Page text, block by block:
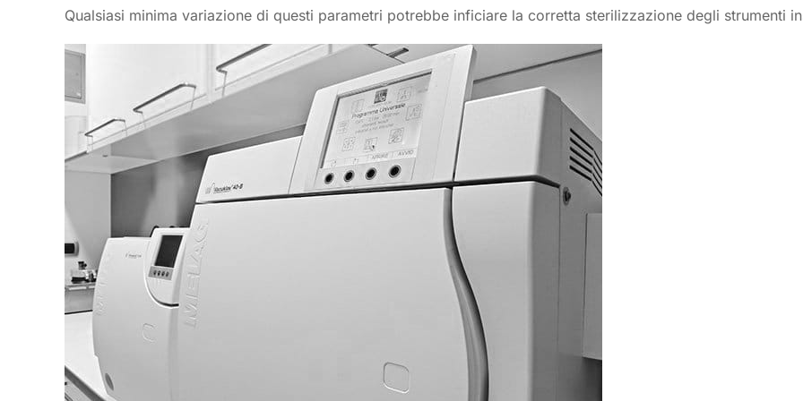
Qualsiasi minima variazione di questi parametri potrebbe inficiare la corretta sterilizzazione degli strumenti